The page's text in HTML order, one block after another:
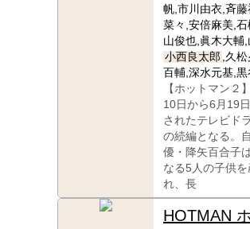
帆,市川由衣,斉
菜々,安倍麻美,
山俊也,眞木大輔
小西良太郎 ,久
百輔,深水元基,黒
【ホットマン２
10日から6月19
されたテレビド
の続編となる。
優・降矢百合子
なる5人の子供
れ、長
HOTMAN